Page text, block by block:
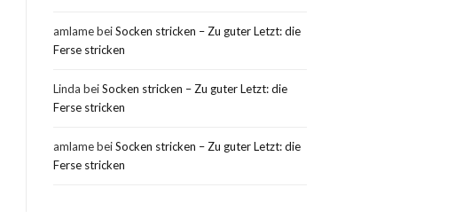
amlamebeiSocken stricken – Zu guter Letzt: die
Ferse stricken
Linda beiSocken stricken – Zu guter Letzt: die
Ferse stricken
amlamebeiSocken stricken – Zu guter Letzt: die
Ferse stricken